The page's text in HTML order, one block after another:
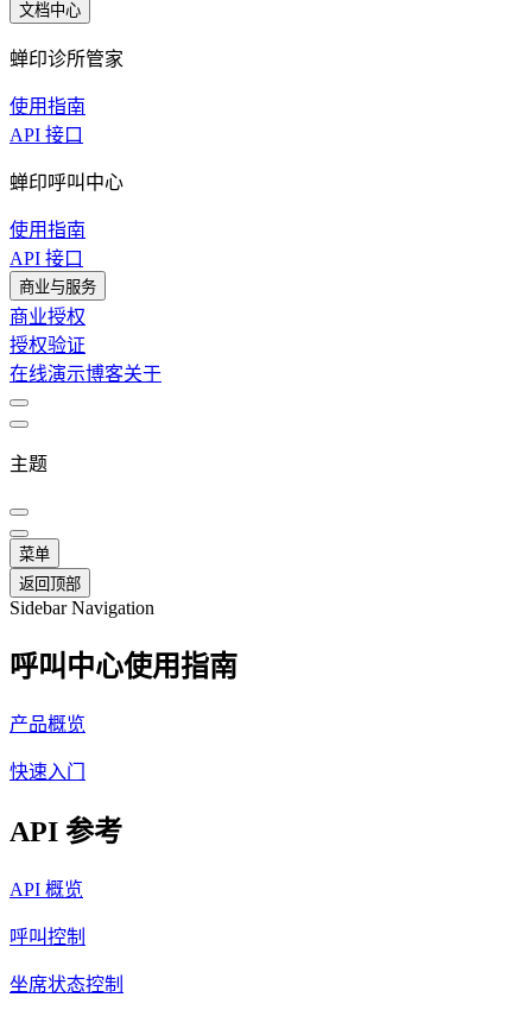
文档中心
蝉印诊所管家
使用指南
API 接口
蝉印呼叫中心
使用指南
API 接口
商业与服务
商业授权
授权验证
在线演示博客关于
主题
菜单
返回顶部
Sidebar Navigation
呼叫中心使用指南
产品概览
快速入门
API 参考
API 概览
呼叫控制
坐席状态控制